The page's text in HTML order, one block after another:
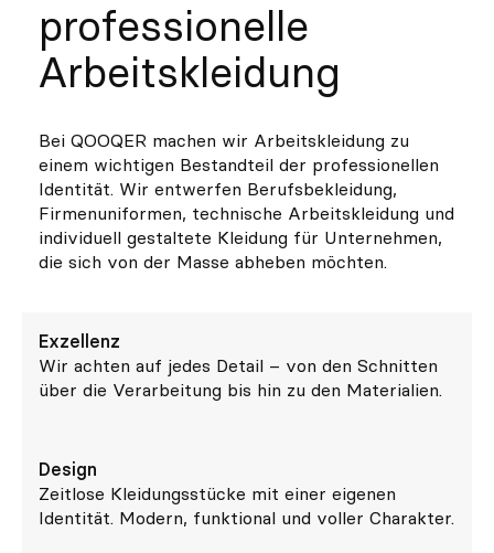
Inspiration
Contact
with
Contact
with
ES EN FR
DE IT
professionelle
Arbeitskleidung
Bei QOOQER machen wir Arbeitskleidung zu
einem wichtigen Bestandteil der professionellen
Identität. Wir entwerfen Berufsbekleidung,
Firmenuniformen, technische Arbeitskleidung und
individuell gestaltete Kleidung für Unternehmen,
die sich von der Masse abheben möchten.
Exzellenz
Wir achten auf jedes Detail – von den Schnitten
über die Verarbeitung bis hin zu den Materialien.
Design
Zeitlose Kleidungsstücke mit einer eigenen
Identität. Modern, funktional und voller Charakter.